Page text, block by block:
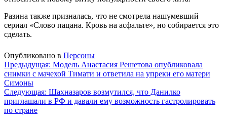
Разина также призналась, что не смотрела нашумевший
сериал «Слово пацана. Кровь на асфальте», но собирается это
сделать.
Опубликовано в Персоны
Навигация
по
записям
Предыдущая: Модель Анастасия Решетова опубликовала
снимки с мачехой Тимати и ответила на упреки его матери
Симоны
Следующая: Шахназаров возмутился, что Данилко
приглашали в РФ и давали ему возможность гастролировать
по стране